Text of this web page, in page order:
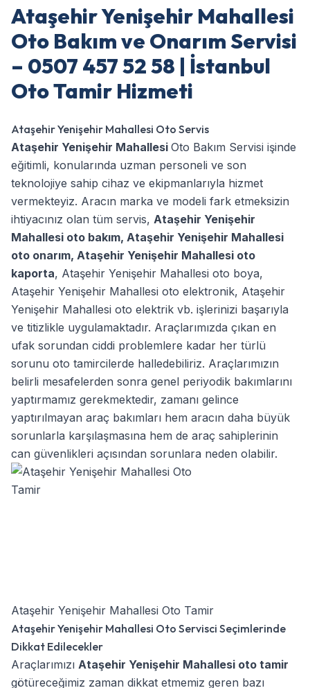
Ataşehir Yenişehir Mahallesi
Oto Bakım ve Onarım Servisi
– 0507 457 52 58 | İstanbul
Oto Tamir Hizmeti
Ataşehir Yenişehir Mahallesi Oto Servis
Ataşehir Yenişehir Mahallesi Oto Bakım Servisi işinde
eğitimli, konularında uzman personeli ve son
teknolojiye sahip cihaz ve ekipmanlarıyla hizmet
vermekteyiz. Aracın marka ve modeli fark etmeksizin
ihtiyacınız olan tüm servis, Ataşehir Yenişehir
Mahallesi oto bakım, Ataşehir Yenişehir Mahallesi
oto onarım, Ataşehir Yenişehir Mahallesi oto
kaporta, Ataşehir Yenişehir Mahallesi oto boya,
Ataşehir Yenişehir Mahallesi oto elektronik, Ataşehir
Yenişehir Mahallesi oto elektrik vb. işlerinizi başarıyla
ve titizlikle uygulamaktadır. Araçlarımızda çıkan en
ufak sorundan ciddi problemlere kadar her türlü
sorunu oto tamircilerde halledebiliriz. Araçlarımızın
belirli mesafelerden sonra genel periyodik bakımlarını
yaptırmamız gerekmektedir, zamanı gelince
yaptırılmayan araç bakımları hem aracın daha büyük
sorunlarla karşılaşmasına hem de araç sahiplerinin
can güvenlikleri açısından sorunlara neden olabilir.
Ataşehir Yenişehir Mahallesi Oto Tamir
Ataşehir Yenişehir Mahallesi Oto Servisci Seçimlerinde
Dikkat Edilecekler
Araçlarımızı Ataşehir Yenişehir Mahallesi oto tamir
götüreceğimiz zaman dikkat etmemiz geren bazı